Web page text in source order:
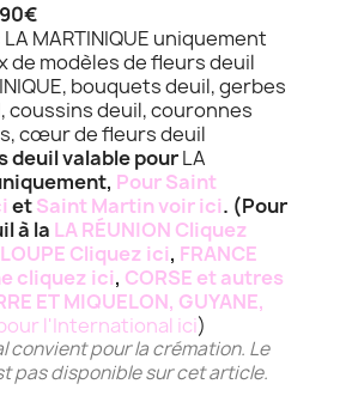
LA MARTINIQUE uniquement
de modèles de fleurs deuil
bouquets deuil, gerbes
coussins deuil, couronnes
cœur de fleurs deuil
deuil valable pourLA
Pour Saint
etSaint Martin voir ici. (Pour
à la LA RÉUNION Cliquez
Cliquez ici, FRANCE
cliquez ici, CORSE et autres
ET MIQUELON, GUYANE,
l'International ici)
convient pour la crémation. Le
pas disponible sur cet article.